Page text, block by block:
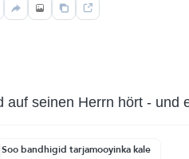
auf seinen Herrn hört - und
Soo bandhigid tarjamooyinka kale